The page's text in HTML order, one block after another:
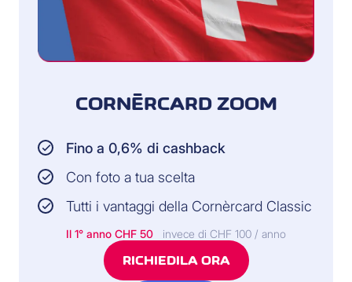
CORNÈRCARD ZOOM
Fino a 0,6% di cashback
Con foto a tua scelta
Tutti i vantaggi della Cornèrcard Classic
Il 1° anno CHF 50 invece di CHF 100 / anno
RICHIEDILA ORA